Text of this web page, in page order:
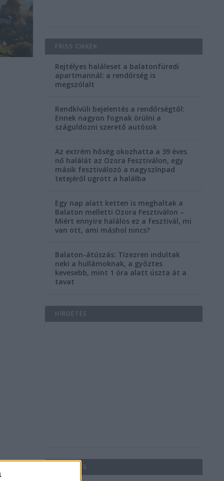
FRISS CIKKEK
Rejtélyes haláleset a balatonfüredi
apartmannál: a rendőrség is
megszólalt
Rendkívüli bejelentés a rendőrségtől:
Ennek nagyon fognak örülni a
száguldozni szerető autósok
Az extrém hőség okozhatta a 39 éves
nő halálát az Ozora Fesztiválon, egy
másik fesztiválozó a nagyszínpad
tetejéről ugrott a halálba
Egy nap alatt ketten is meghaltak a
Balaton melletti Ozora Fesztiválon –
Miért ennyire halálos ez a fesztivál, mi
van ott, ami máshol nincs?
Balaton-átúszás: Tízezren indultak
neki a hullámoknak, a győztes
kevesebb, mint 1 óra alatt úszta át a
tavat
HIRDETÉS
HIRDETÉS